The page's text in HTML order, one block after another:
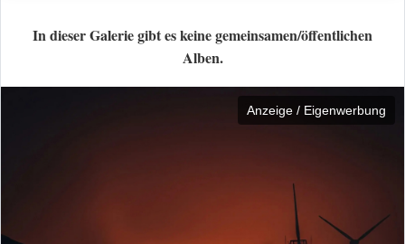
In dieser Galerie gibt es keine gemeinsamen/öffentlichen
Alben.
Anzeige / Eigenwerbung